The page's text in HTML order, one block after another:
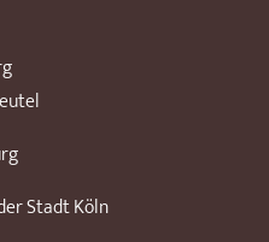
Stadt Köln